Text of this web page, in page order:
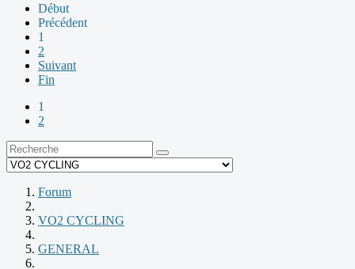
Début
Précédent
1
2
Suivant
Fin
1
2
Forum
VO2 CYCLING
GENERAL